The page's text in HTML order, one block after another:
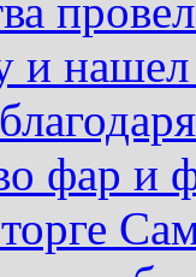
и
фар и